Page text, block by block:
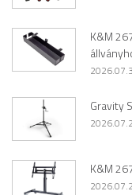
K&M
Gravity
K&M